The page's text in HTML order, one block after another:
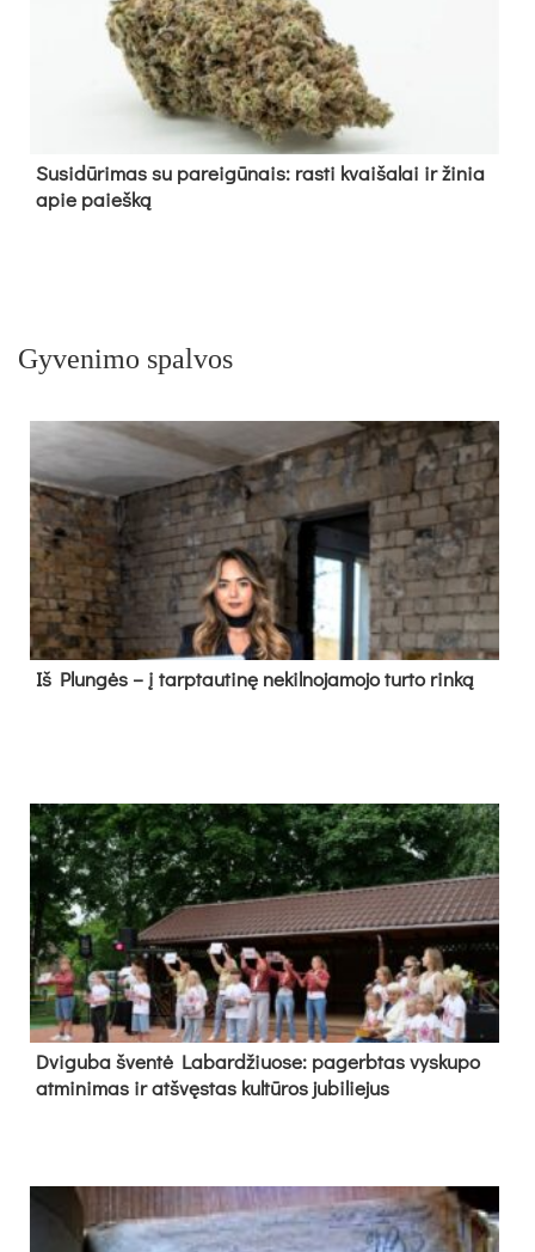
Su­si­dū­ri­mas su pa­rei­gū­nais: ras­ti kvai­ša­lai ir ži­nia
apie paieš­ką
Gyvenimo spalvos
Iš Plungės – į tarptautinę nekilnojamojo turto rinką
Dvi­gu­ba šven­tė La­bar­džiuo­se: pa­gerb­tas vys­ku­po
at­mi­ni­mas ir at­švęs­tas kul­tū­ros ju­bi­lie­jus